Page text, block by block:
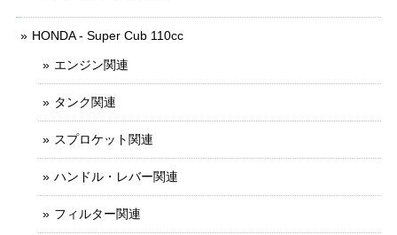
HONDA - Super Cub 110cc
エンジン関連
タンク関連
スプロケット関連
ハンドル・レバー関連
フィルター関連